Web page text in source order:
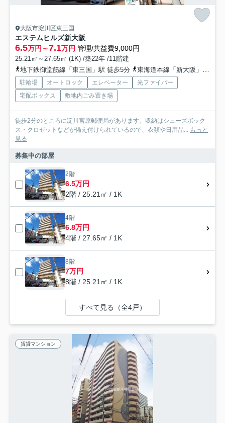
大阪市淀川区東三国
エステムヒルズ新大阪
6.5万円～7.1万円 管理/共益費9,000円
25.21㎡～27.65㎡ (1K) /築22年 /11階建
地下鉄御堂筋線「東三国」駅 徒歩5分
東海道本線「新大阪」駅 徒歩13分
駐輪場 オートロック エレベーター
光ファイバー
宅配ボックス
敷地内ごみ置き場
徒歩2分のところに淀川宮原郵便局があります。収納はシューズボック
ス・クロゼットなどが備え付けられているので、衣類や日用品... もっと
見る
募集中の部屋
2階
6.5万円
2階 / 25.21㎡ / 1K
4階
6.8万円
4階 / 27.65㎡ / 1K
8階
7万円
8階 / 25.21㎡ / 1K
すべて見る（全4戸）
賃貸マンション